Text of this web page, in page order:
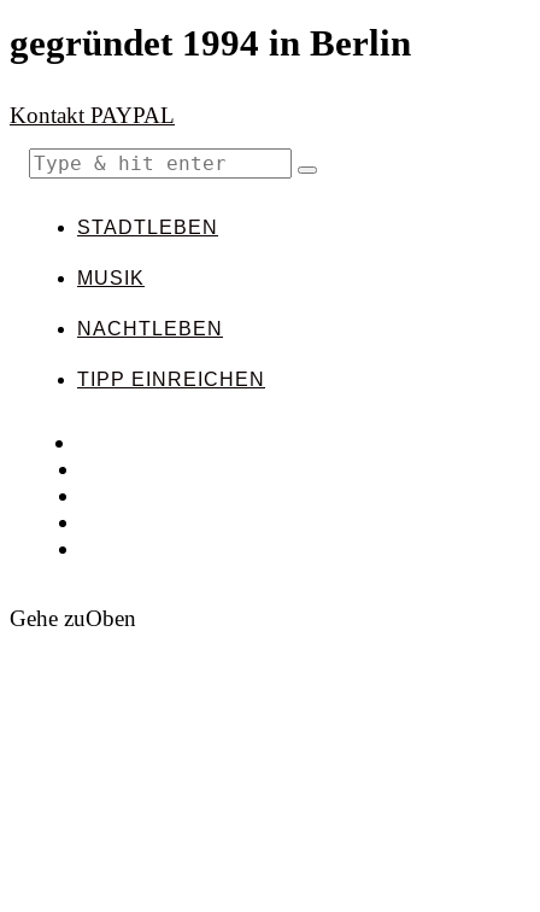
gegründet 1994 in Berlin
Kontakt PAYPAL
STADTLEBEN
MUSIK
NACHTLEBEN
TIPP EINREICHEN
Gehe zuOben